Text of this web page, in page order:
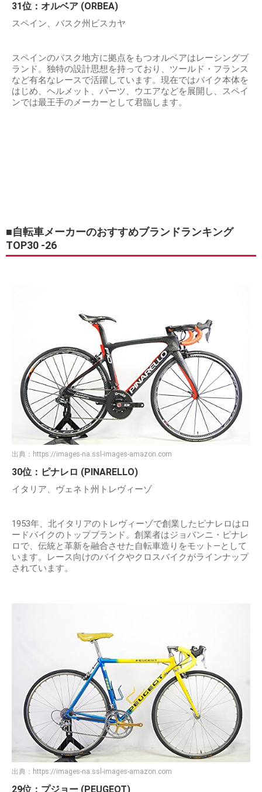
31位：オルベア (ORBEA)
スペイン、バスク州ビスカヤ
スペインのバスク地方に拠点をもつオルベアはレーシングブ
ランド。独特の設計思想を持っており、ツールド・フランス
など有名なレースで活躍しています。現在ではバイク本体を
はじめ、ヘルメット、パーツ、ウエアなどを展開し、スペイ
ンでは最王手のメーカーとして君臨します。
■自転車メーカーのおすすめブランドランキング
TOP30 -26
出典： https://images-na.ssl-images-amazon.com
30位：ピナレロ (PINARELLO)
イタリア、ヴェネト州トレヴィーゾ
1953年、北イタリアのトレヴィーゾで創業したピナレロはロ
ードバイクのトップブランド。創業者はジョバンニ・ピナレ
ロで、伝統と革新を融合させた自転車造りをモット―として
います。レース向けのバイクやクロスバイクがラインナップ
されています。
出典： https://images-na.ssl-images-amazon.com
29位：プジョー (PEUGEOT)